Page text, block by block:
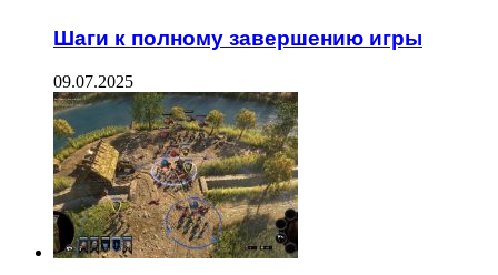
Шаги к полному завершению игры
09.07.2025